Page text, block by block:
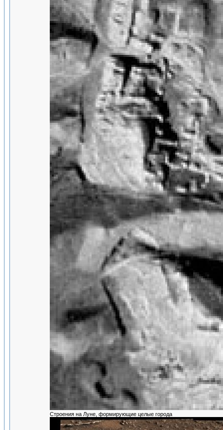
Строения на Луне, формирующие целые города